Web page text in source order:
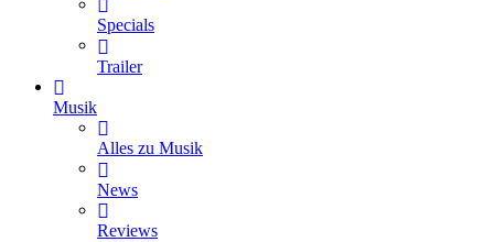
Specials
Trailer
Musik
Alles zu Musik
News
Reviews